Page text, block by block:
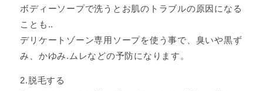
ボディーソープで洗うとお肌のトラブルの原因になる
ことも..
デリケートゾーン専用ソープを使う事で、臭いや黒ず
み、かゆみ.ムレなどの予防になります。
2.脱毛する